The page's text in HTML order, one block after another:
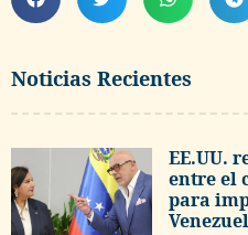
Noticias Recientes
EE.UU.
entre el
para